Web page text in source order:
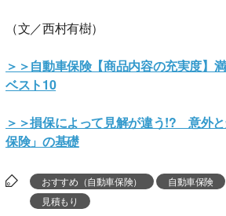
（文／西村有樹）
＞＞自動車保険【商品内容の充実度】
ベスト10
＞＞損保によって見解が違う!? 意外
保険」の基礎
おすすめ（自動車保険） 自動車保険
見積もり